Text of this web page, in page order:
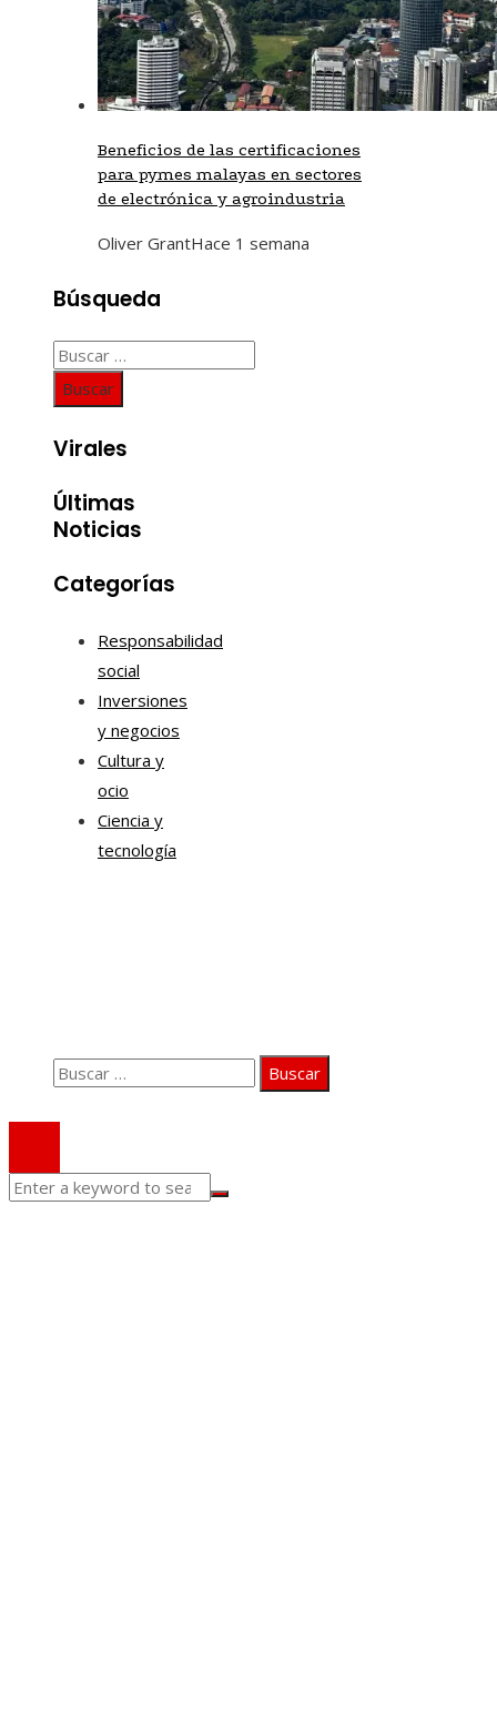
Beneficios de las certificaciones
para pymes malayas en sectores
de electrónica y agroindustria
Oliver GrantHace 1 semana
Búsqueda
Buscar:
Virales
Últimas
Noticias
Categorías
Responsabilidad
social
Inversiones
y negocios
Cultura y
ocio
Ciencia y
tecnología
Buscar: